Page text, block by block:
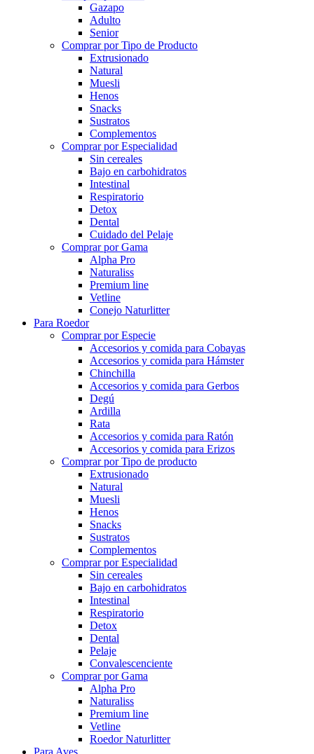
Gazapo
Adulto
Senior
Comprar por Tipo de Producto
Extrusionado
Natural
Muesli
Henos
Snacks
Sustratos
Complementos
Comprar por Especialidad
Sin cereales
Bajo en carbohidratos
Intestinal
Respiratorio
Detox
Dental
Cuidado del Pelaje
Comprar por Gama
Alpha Pro
Naturaliss
Premium line
Vetline
Conejo Naturlitter
Para Roedor
Comprar por Especie
Accesorios y comida para Cobayas
Accesorios y comida para Hámster
Chinchilla
Accesorios y comida para Gerbos
Degú
Ardilla
Rata
Accesorios y comida para Ratón
Accesorios y comida para Erizos
Comprar por Tipo de producto
Extrusionado
Natural
Muesli
Henos
Snacks
Sustratos
Complementos
Comprar por Especialidad
Sin cereales
Bajo en carbohidratos
Intestinal
Respiratorio
Detox
Dental
Pelaje
Convalescenciente
Comprar por Gama
Alpha Pro
Naturaliss
Premium line
Vetline
Roedor Naturlitter